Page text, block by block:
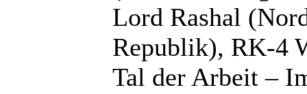
Lord Rashal
Republik), RK-4
Tal der Arbeit –